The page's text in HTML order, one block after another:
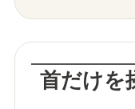
首だけを